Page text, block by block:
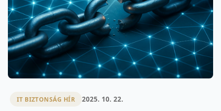
IT BIZTONSÁG HÍR 2025. 10. 22.